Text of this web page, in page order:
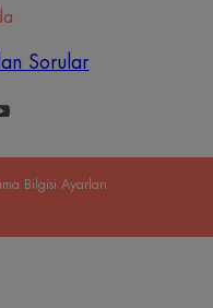
Sorular
Bilgisi Ayarları